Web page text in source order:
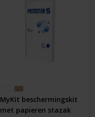
MyKit beschermingskit
met papieren stazak